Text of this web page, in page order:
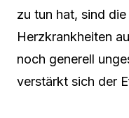
zu tun hat, sind
Herzkrankheiten
noch generell
verstärkt sich der